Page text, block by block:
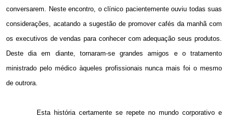
conversarem. Neste encontro, o clínico pacientemente ouviu todas suas
considerações, acatando a sugestão de promover cafés da manhã com
os executivos de vendas para conhecer com adequação seus produtos.
Deste dia em diante, tornaram-se grandes amigos e o tratamento
ministrado pelo médico àqueles profissionais nunca mais foi o mesmo
de outrora.
Esta história certamente se repete no mundo corporativo e